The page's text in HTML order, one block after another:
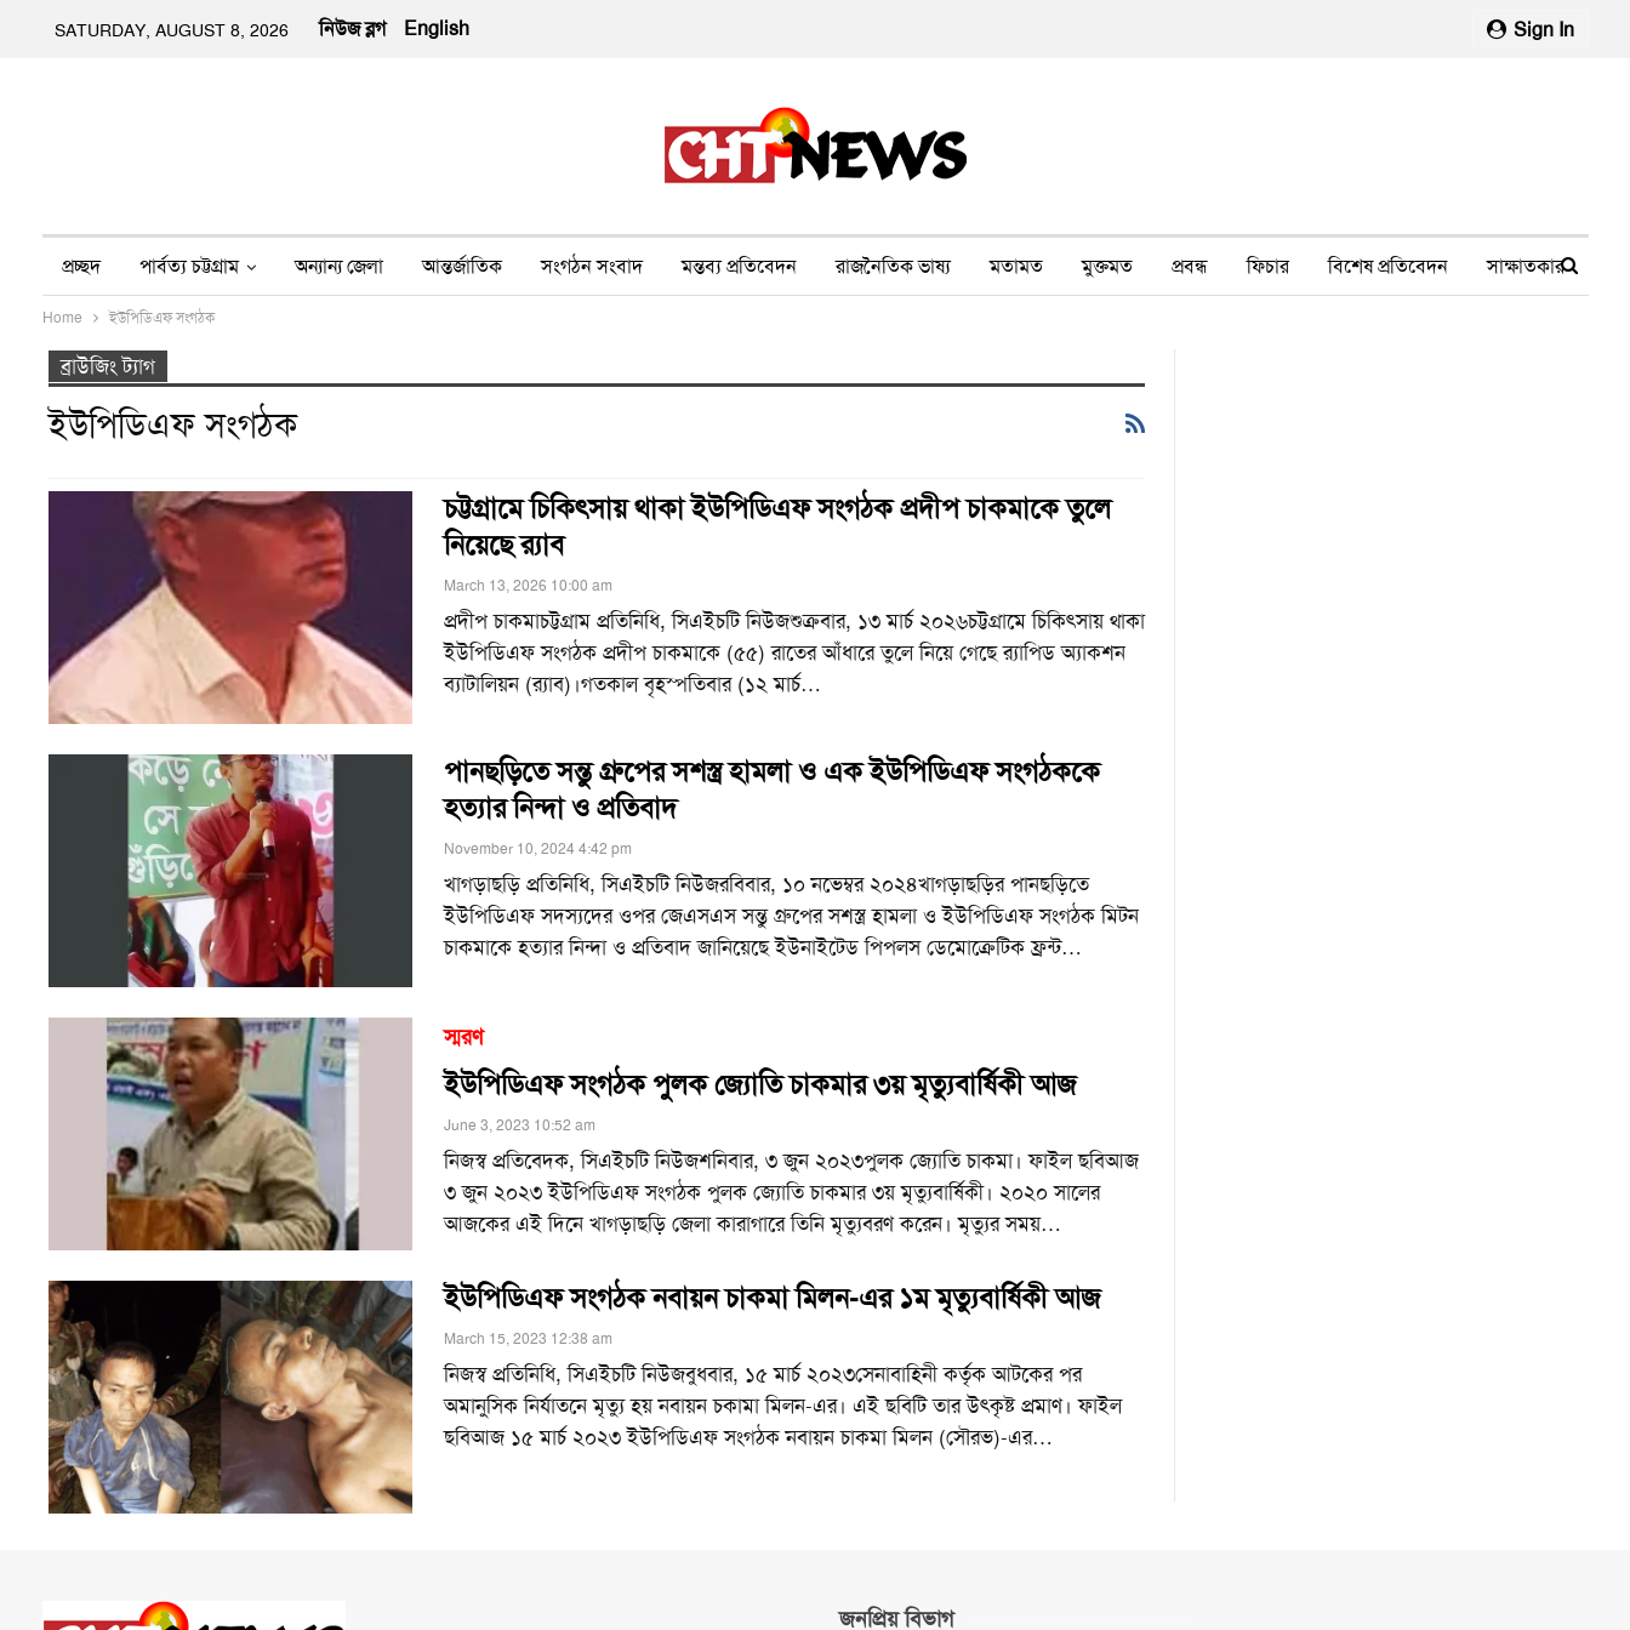
Sign In
SATURDAY, AUGUST 8, 2026 নিউজ ব্লগ English
প্রচ্ছদ পার্বত্য চট্টগ্রাম অন্যান্য জেলা আন্তর্জাতিক সংগঠন সংবাদ মন্তব্য প্রতিবেদন রাজনৈতিক ভাষ্য মতামত মুক্তমত প্রবন্ধ ফিচার বিশেষ প্রতিবেদন সাক্ষাতকার
অন্য মিডিয়া ইতিহাস
Home ইউপিডিএফ সংগঠক
ব্রাউজিং ট্যাগ
ইউপিডিএফ সংগঠক
চট্টগ্রামে চিকিৎসায় থাকা ইউপিডিএফ সংগঠক প্রদীপ চাকমাকে তুলে
নিয়েছে র‌্যাব
March 13, 2026 10:00 am
প্রদীপ চাকমাচট্টগ্রাম প্রতিনিধি, সিএইচটি নিউজশুক্রবার, ১৩ মার্চ ২০২৬চট্টগ্রামে চিকিৎসায় থাকা
ইউপিডিএফ সংগঠক প্রদীপ চাকমাকে (৫৫) রাতের আঁধারে তুলে নিয়ে গেছে র‌্যাপিড অ্যাকশন
ব্যাটালিয়ন (র‌্যাব)।গতকাল বৃহস্পতিবার (১২ মার্চ…
পানছড়িতে সন্তু গ্রুপের সশস্ত্র হামলা ও এক ইউপিডিএফ সংগঠককে
হত্যার নিন্দা ও প্রতিবাদ
November 10, 2024 4:42 pm
খাগড়াছড়ি প্রতিনিধি, সিএইচটি নিউজরবিবার, ১০ নভেম্বর ২০২৪খাগড়াছড়ির পানছড়িতে
ইউপিডিএফ সদস্যদের ওপর জেএসএস সন্তু গ্রুপের সশস্ত্র হামলা ও ইউপিডিএফ সংগঠক মিটন
চাকমাকে হত্যার নিন্দা ও প্রতিবাদ জানিয়েছে ইউনাইটেড পিপলস ডেমোক্রেটিক ফ্রন্ট…
স্মরণ
ইউপিডিএফ সংগঠক পুলক জ্যোতি চাকমার ৩য় মৃত্যুবার্ষিকী আজ
June 3, 2023 10:52 am
নিজস্ব প্রতিবেদক, সিএইচটি নিউজশনিবার, ৩ জুন ২০২৩পুলক জ্যোতি চাকমা। ফাইল ছবিআজ
৩ জুন ২০২৩ ইউপিডিএফ সংগঠক পুলক জ্যোতি চাকমার ৩য় মৃত্যুবার্ষিকী। ২০২০ সালের
আজকের এই দিনে খাগড়াছড়ি জেলা কারাগারে তিনি মৃত্যুবরণ করেন। মৃত্যুর সময়…
ইউপিডিএফ সংগঠক নবায়ন চাকমা মিলন-এর ১ম মৃত্যুবার্ষিকী আজ
March 15, 2023 12:38 am
নিজস্ব প্রতিনিধি, সিএইচটি নিউজবুধবার, ১৫ মার্চ ২০২৩সেনাবাহিনী কর্তৃক আটকের পর
অমানুসিক নির্যাতনে মৃত্যু হয় নবায়ন চকামা মিলন-এর। এই ছবিটি তার উৎকৃষ্ট প্রমাণ। ফাইল
ছবিআজ ১৫ মার্চ ২০২৩ ইউপিডিএফ সংগঠক নবায়ন চাকমা মিলন (সৌরভ)-এর…
জনপ্রিয় বিভাগ